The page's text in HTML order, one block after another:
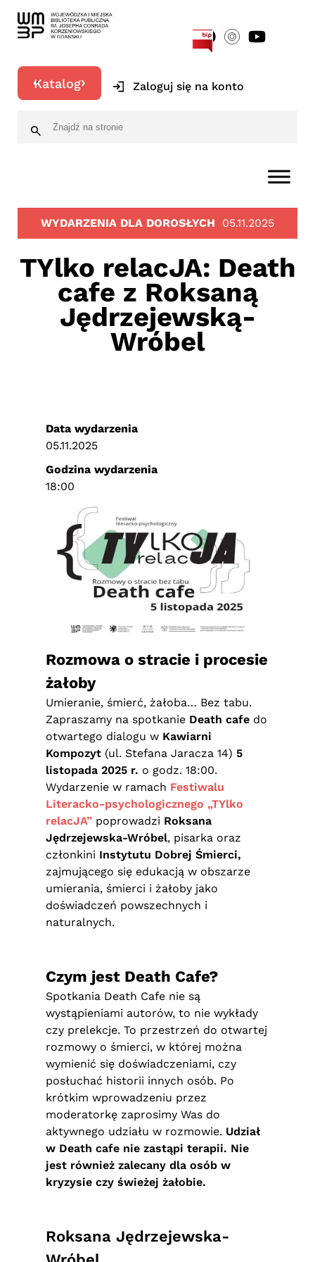
Katalog Zaloguj się na konto
WYDARZENIA DLA DOROSŁYCH 05.11.2025
TYlko relacJA: Death
cafe z Roksaną
Jędrzejewską-
Wróbel
Rozmowa o stracie i procesie
żałoby
Umieranie, śmierć, żałoba… Bez tabu.
Zapraszamy na spotkanie Death cafe do
otwartego dialogu w Kawiarni
Kompozyt (ul. Stefana Jaracza 14) 5
listopada 2025 r. o godz. 18:00.
Wydarzenie w ramach Festiwalu
Literacko-psychologicznego „TYlko
relacJA” poprowadzi Roksana
Jędrzejewska-Wróbel, pisarka oraz
członkini Instytutu Dobrej Śmierci,
zajmującego się edukacją w obszarze
umierania, śmierci i żałoby jako
doświadczeń powszechnych i
naturalnych.
Czym jest Death Cafe?
Spotkania Death Cafe nie są
wystąpieniami autorów, to nie wykłady
czy prelekcje. To przestrzeń do otwartej
rozmowy o śmierci, w której można
wymienić się doświadczeniami, czy
posłuchać historii innych osób. Po
krótkim wprowadzeniu przez
moderatorkę zaprosimy Was do
aktywnego udziału w rozmowie. Udział
w Death cafe nie zastąpi terapii. Nie
jest również zalecany dla osób w
kryzysie czy świeżej żałobie.
Roksana Jędrzejewska-
Data wydarzenia
05.11.2025
Godzina wydarzenia
18:00